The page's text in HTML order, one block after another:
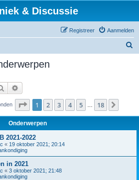
& Discussie
Aanmelden
Registreer
Zoek
Pagina van 18
1 2 3 4 5 18
Onderwerpen
2021-2022
« 19 oktober 2021; 20:14
in 2021
« 3 oktober 2021; 21:48